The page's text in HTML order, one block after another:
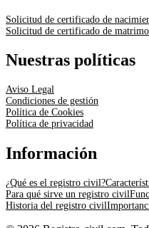
Solicitud de certificado de
Solicitud de certificado de
Nuestras políticas
Aviso Legal
Condiciones de gestión
Política de Cookies
Política de privacidad
Información
¿Qué es el registro civil?
Para qué sirve un registro civil
Historia del registro civil